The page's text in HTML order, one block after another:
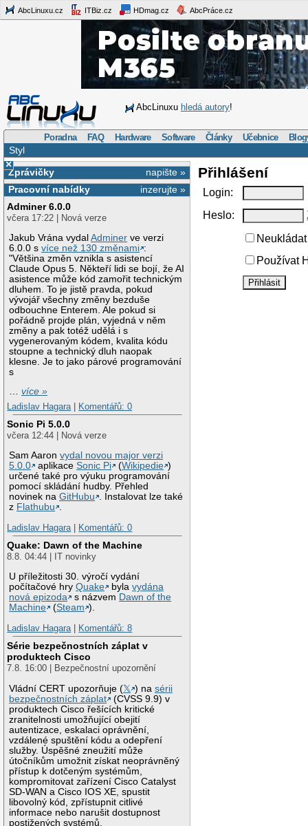
AbcLinuxu.cz ITBiz.cz HDmag.cz AbcPráce.cz
AbcLinuxu hledá autory!
Poradna FAQ Hardware Software Články Učebnice
Styl
×
napište »
Zprávičky
inzerujte »
Pracovní nabídky
Adminer 6.0.0
včera 17:22 | Nová verze
Jakub Vrána vydalAdminer ve verzi
6.0.0 svíce než 130 změnami :
"Většina změn vznikla s asistencí
Claude Opus 5. Někteří lidi se bojí, že AI
asistence může kód zamořit technickým
dluhem. To je jistě pravda, pokud
vývojář všechny změny bezduše
odbouchne Enterem. Ale pokud si
pořádně projde plán, vyjedná v něm
změny a pak totéž udělá i s
vygenerovaným kódem, kvalita kódu
stoupne a technický dluh naopak
klesne. Je to jako párové programování
s
…více »
Ladislav Hagara
Komentářů: 0
Sonic Pi 5.0.0
včera 12:44 | Nová verze
Sam Aaronvydal novou major verzi
5.0.0
aplikaceSonic Pi (Wikipedie )
určené také pro výuku programování
pomocí skládání hudby. Přehled
novinek naGitHubu . Instalovat lze také
z Flathubu .
Ladislav Hagara
Komentářů: 0
Quake: Dawn of the Machine
8.8. 04:44 | IT novinky
U příležitosti 30. výročí vydání
počítačové hryQuake bylavydána
nová epizoda
s názvem Dawn of the
Machine
(Steam ).
Ladislav Hagara
Komentářů: 8
Série bezpečnostních záplat v
produktech Cisco
7.8. 16:00 | Bezpečnostní upozornění
Vládní CERT upozorňuje (𝕏 ) nasérii
bezpečnostních záplat
(CVSS 9.9) v
produktech Cisco řešících kritické
zranitelnosti umožňující obejití
autentizace, eskalaci oprávnění,
vzdálené spuštění kódu a odepření
služby. Úspěšné zneužití může
útočníkům umožnit získat neoprávněný
přístup k dotčeným systémům,
kompromitovat zařízení Cisco Catalyst
SD-WAN a Cisco IOS XE, spustit
libovolný kód, zpřístupnit citlivé
informace nebo narušit dostupnost
postižených systémů.
Přihlášení
Login:
Heslo:
Používat